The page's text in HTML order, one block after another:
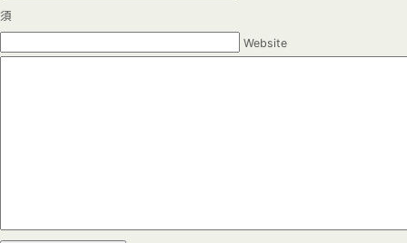
須
Website